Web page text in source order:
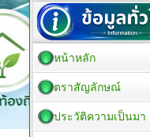
หน้าหลัก
ตราสัญลักษณ์
ประวัติความเป็นมา